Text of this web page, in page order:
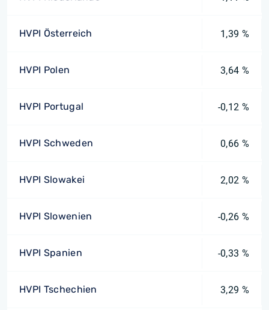
HVPI Österreich 1,39 %
HVPI Polen 3,64 %
HVPI Portugal -0,12 %
HVPI Schweden 0,66 %
HVPI Slowakei 2,02 %
HVPI Slowenien -0,26 %
HVPI Spanien -0,33 %
HVPI Tschechien 3,29 %